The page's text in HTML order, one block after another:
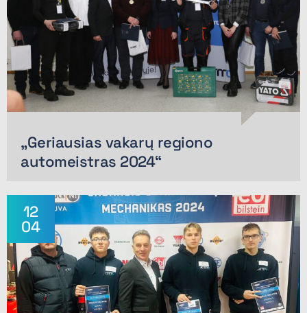
„Geriausias vakarų regiono
automeistras 2024“
12
04